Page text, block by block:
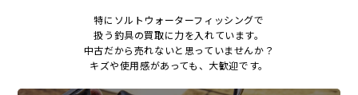
特にソルトウォーターフィッシングで
扱う釣具の買取に力を入れています。
中古だから売れないと思っていませんか？
キズや使用感があっても、大歓迎です。